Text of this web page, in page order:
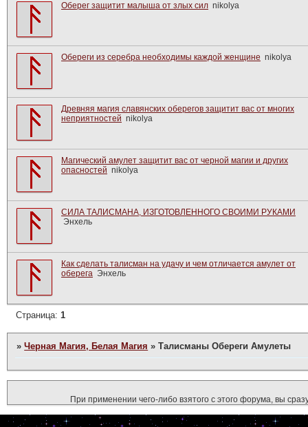
Оберег защитит малыша от злых сил nikolya
Обереги из серебра необходимы каждой женщине nikolya
Древняя магия славянских оберегов защитит вас от многих
неприятностей nikolya
Магический амулет защитит вас от черной магии и других
опасностей nikolya
СИЛА ТАЛИСМАНА, ИЗГОТОВЛЕННОГО СВОИМИ РУКАМИ
Энхель
Как сделать талисман на удачу и чем отличается амулет от
оберега Энхель
Страница: 1
»Черная Магия, Белая Магия »Талисманы Обереги Амулеты
При применении чего-либо взятого с этого форума, вы